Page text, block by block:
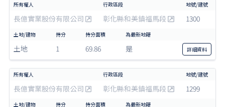
長億實業股份有限公司 彰化縣和美鎮福馬段 1300
土地 1 69.86 是 詳細資料
長億實業股份有限公司 彰化縣和美鎮福馬段 1299